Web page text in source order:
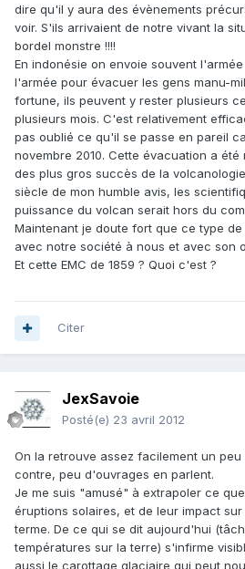
dire qu'il y aura des évènements
voir. S'ils arrivaient de notre vivant la
bordel monstre !!!!
En indonésie on envoie souvent
l'armée pour évacuer les gens manu-
fortune, ils peuvent y rester plusieurs
plusieurs mois. C'est relativement
pas oublié ce qu'il se passe en pareil
novembre 2010. Cette évacuation a
des plus gros succès de la
siècle de mon humble avis, les
puissance du volcan serait hors du
Maintenant je doute fort que ce type
avec notre société à nous et avec son
Et cette EMC de 1859 ? Quoi c'est ?
Citer
JexSavoie
Posté(e) 23 avril 2012
On la retrouve assez facilement un
contre, peu d'ouvrages en parlent.
Je me suis "amusé" à extrapoler ce
éruptions solaires, et de leur impact
terme. De ce qui se dit aujourd'hui
températures sur la terre) s'infirme
aussi le carottage glaciaire qui peut